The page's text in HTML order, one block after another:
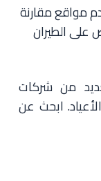
مواقع مقارنة
على الطيران
من شركات
ابحث عن